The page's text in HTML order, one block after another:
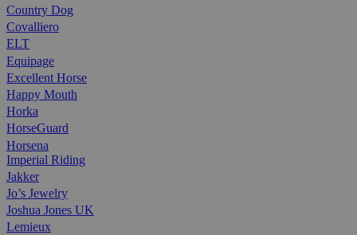
Country Dog
Covalliero
ELT
Equipage
Excellent Horse
Happy Mouth
Horka
HorseGuard
Horsena
Imperial Riding
Jakker
Jo’s Jewelry
Joshua Jones UK
Lemieux